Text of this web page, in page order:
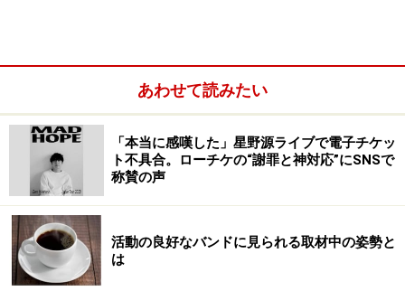
あわせて読みたい
「本当に感嘆した」星野源ライブで電子チケッ
ト不具合。ローチケの“謝罪と神対応”にSNSで
称賛の声
活動の良好なバンドに見られる取材中の姿勢と
は